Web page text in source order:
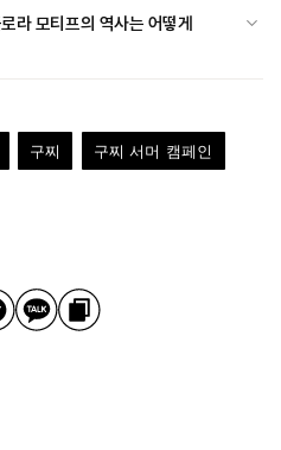
의 여정 자체를 뜻합니다.
라 모티프의 역사는 어떻게
구찌 구찌 서머 캠페인